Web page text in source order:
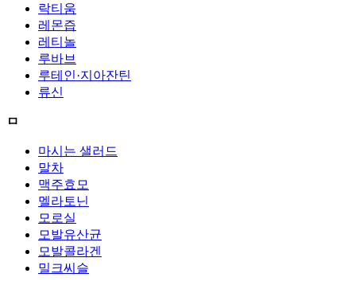
락티움
레몬즙
레티놀
루바브
루테인·지아잔틴
류신
ㅁ
마시는 샐러드
말차
맥주효모
멜라토닌
모로실
모발유산균
모발콜라겐
밀크씨슬